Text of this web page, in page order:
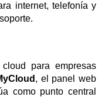
internet, telefonía y
para empresas
, el panel web
como punto central